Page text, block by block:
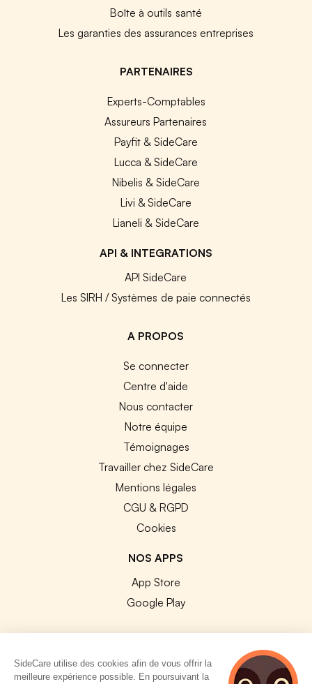
Boîte à outils santé
Les garanties des assurances entreprises
PARTENAIRES
Experts-Comptables
Assureurs Partenaires
Payfit & SideCare
Lucca & SideCare
Nibelis & SideCare
Livi & SideCare
Lianeli & SideCare
API & INTEGRATIONS
API SideCare
Les SIRH / Systèmes de paie connectés
A PROPOS
Se connecter
Centre d'aide
Nous contacter
Notre équipe
Témoignages
Travailler chez SideCare
Mentions légales
CGU & RGPD
Cookies
NOS APPS
App Store
Google Play
SideCare utilise des cookies afin de vous offrir la
meilleure expérience possible. En poursuivant la